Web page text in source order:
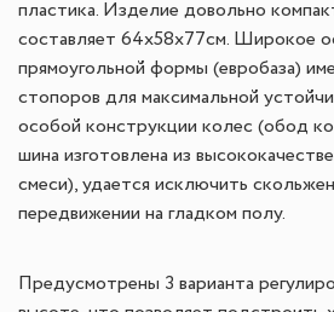
пластика. Изделие довольно
составляет 64х58х77см. Широкое
прямоугольной формы (евробаза)
стопоров для максимальной
особой конструкции колес (обод
шина изготовлена из
смеси), удается исключить
передвижении на гладком полу.
Предусмотрены 3 варианта